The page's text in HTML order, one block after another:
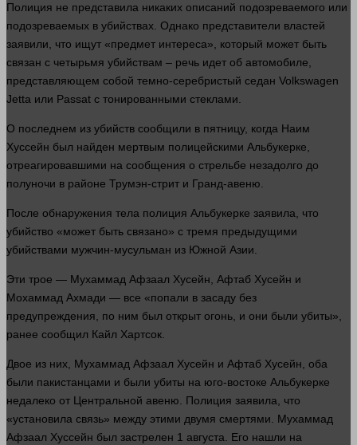
Полиция не представила никаких описаний подозреваемого или
подозреваемых в убийствах. Однако представители властей
заявили, что ищут «предмет интереса», который может быть
связан с четырьмя убийствам – речь идет об автомобиле,
представляющем собой темно-серебристый седан Volkswagen
Jetta или Passat с тонированными стеклами.
О последнем из убийств сообщили в пятницу, когда Наим
Хуссейн был найден мертвым полицейскими Альбукерке,
отреагировавшими на сообщения о стрельбе незадолго до
полуночи в районе Трумэн-стрит и Гранд-авеню.
После обнаружения тела полиция Альбукерке заявила, что
убийство «может быть связано» с тремя предыдущими
убийствами мужчин-мусульман из Южной Азии.
Эти трое — Мухаммад Афзаал Хусейн, Афтаб Хусейн и
Мохаммад Ахмади — все «попали в засаду без
предупреждения, по ним был открыт огонь , и они были убиты»,
ранее сообщил Кайл Хартсок.
Двое из них, Мухаммад Афзаал Хусейн и Афтаб Хусейн, оба
были пакистанцами и были убиты на юго-востоке Альбукерке
недалеко от Центральной авеню. Полиция заявила, что
«установила связь» между этими двумя смертями. Мухаммад
Афзаал Хуссейн был застрелен 1 августа. Его нашли на